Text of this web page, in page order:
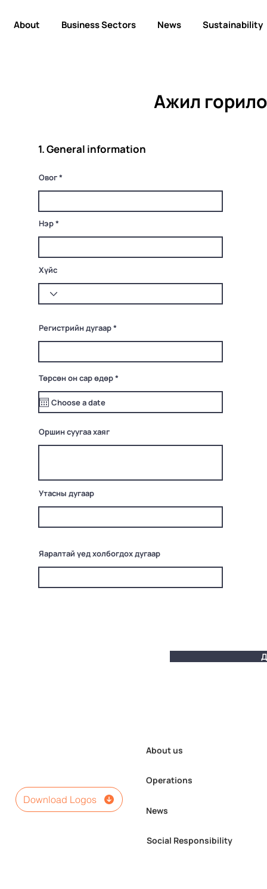
About Business Sectors News Sustainability
Ажил
1. General information
Овог
Нэр
Хүйс
Регистрийн дугаар
Төрсөн он сар өдөр*
q
r
Оршин суугаа хаяг
Утасны дугаар
Яаралтай үед холбогдох дугаар
Download Logos
About us
Operations
News
Social Responsibility